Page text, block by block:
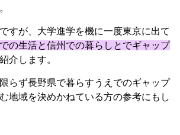
すが、大学進学を機に一度東京に出て
の生活と信州での暮らしとでギャップ
介します。
らず長野県で暮らすうえでのギャップ
地域を決めかねている方の参考にもし